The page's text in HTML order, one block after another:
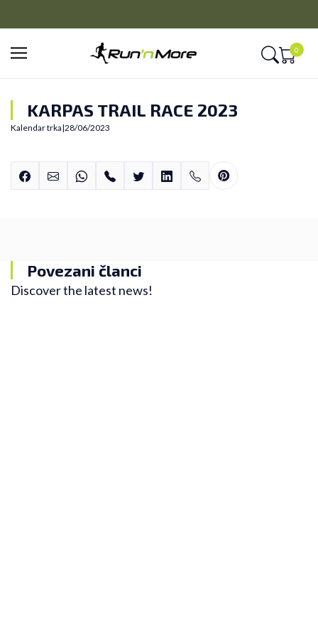
0
KARPAS TRAIL RACE 2023
Kalendar trka|28/06/2023
Povezani članci
Discover the latest news!